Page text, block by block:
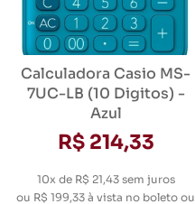
Calculadora Casio MS-
7UC-LB (10 Digitos) -
Azul
R$ 214,33
10x de R$ 21,43 sem juros
ou R$ 199,33 à vista no boleto ou